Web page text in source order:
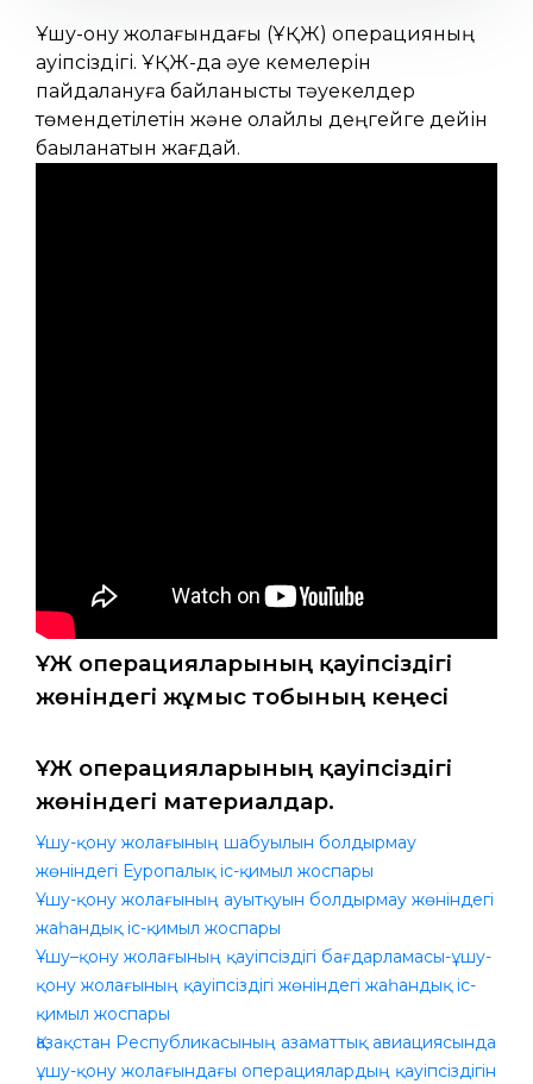
Ұшу-қону жолағындағы (ҰҚЖ) операцияның
қауіпсіздігі. ҰҚЖ-да әуе кемелерін
пайдалануға байланысты тәуекелдер
төмендетілетін және қолайлы деңгейге дейін
бақыланатын жағдай.
ҰҚЖ операцияларының қауіпсіздігі
жөніндегі жұмыс тобының кеңесі
ҰҚЖ операцияларының қауіпсіздігі
жөніндегі материалдар.
Ұшу-қону жолағының шабуылын болдырмау
жөніндегі Еуропалық іс-қимыл жоспары
Ұшу-қону жолағының ауытқуын болдырмау жөніндегі
жаһандық іс-қимыл жоспары
Ұшу–қону жолағының қауіпсіздігі бағдарламасы-ұшу-
қону жолағының қауіпсіздігі жөніндегі жаһандық іс-
қимыл жоспары
Қазақстан Республикасының азаматтық авиациясында
ұшу-қону жолағындағы операциялардың қауіпсіздігін